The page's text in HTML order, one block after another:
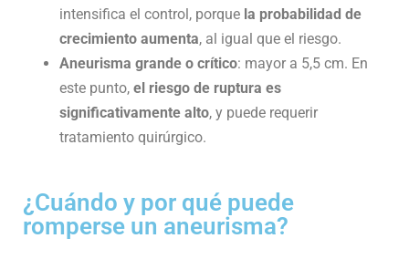
intensifica el control, porque la probabilidad de
crecimiento aumenta, al igual que el riesgo.
Aneurisma grande o crítico: mayor a 5,5 cm. En
este punto, el riesgo de ruptura es
significativamente alto, y puede requerir
tratamiento quirúrgico.
¿Cuándo y por qué puede
romperse un aneurisma?